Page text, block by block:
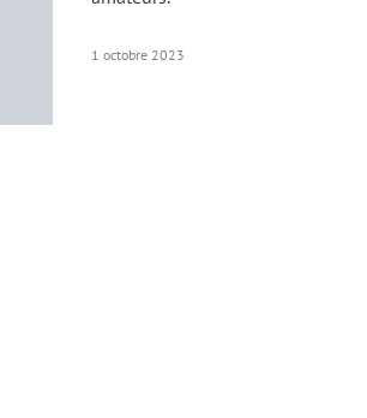
1 octobre 2023